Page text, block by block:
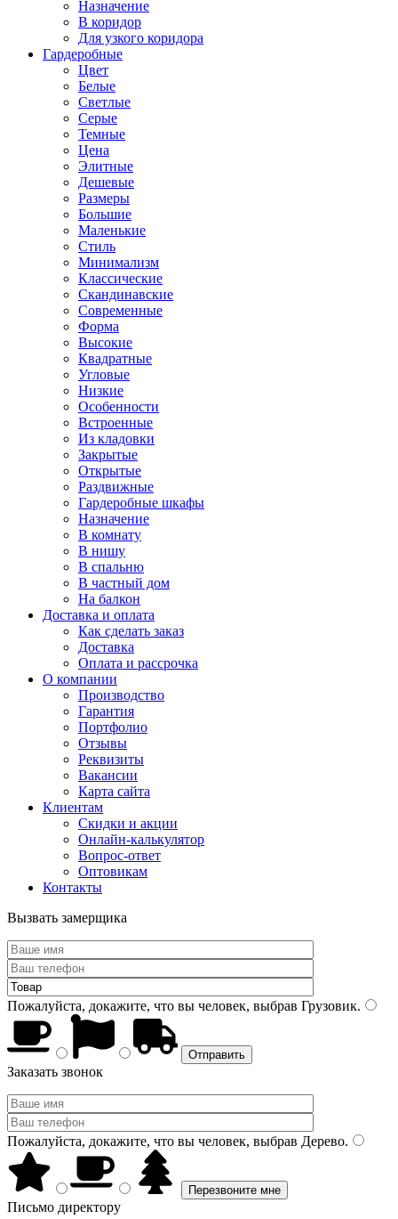
Назначение
В коридор
Для узкого коридора
Гардеробные
Цвет
Белые
Светлые
Серые
Темные
Цена
Элитные
Дешевые
Размеры
Большие
Маленькие
Стиль
Минимализм
Классические
Скандинавские
Современные
Форма
Высокие
Квадратные
Угловые
Низкие
Особенности
Встроенные
Из кладовки
Закрытые
Открытые
Раздвижные
Гардеробные шкафы
Назначение
В комнату
В нишу
В спальню
В частный дом
На балкон
Доставка и оплата
Как сделать заказ
Доставка
Оплата и рассрочка
О компании
Производство
Гарантия
Портфолио
Отзывы
Реквизиты
Вакансии
Карта сайта
Клиентам
Скидки и акции
Онлайн-калькулятор
Вопрос-ответ
Оптовикам
Контакты
Вызвать замерщика
Пожалуйста, докажите, что вы человек, выбрав Грузовик.
Заказать звонок
Пожалуйста, докажите, что вы человек, выбрав Дерево.
Письмо директору